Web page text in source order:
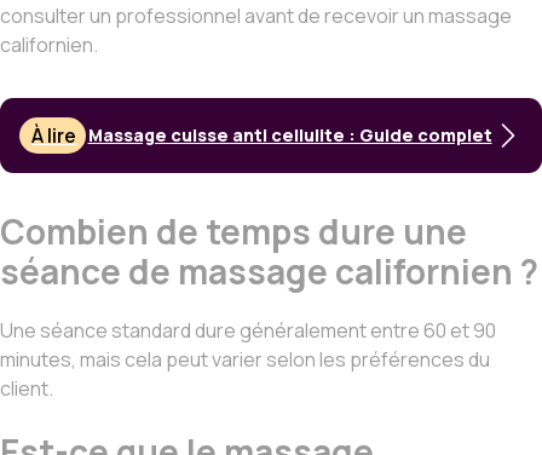
consulter un professionnel avant de recevoir un massage
californien.
À lire Massage cuisse anti cellulite : Guide complet
Combien de temps dure une
séance de massage californien ?
Une séance standard dure généralement entre 60 et 90
minutes, mais cela peut varier selon les préférences du
client.